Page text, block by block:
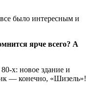
было интересным и
ярче всего? А
х: новое здание и
— конечно, «Шизель»!